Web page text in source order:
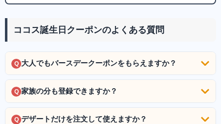
ココス誕生日クーポンのよくある質問
Q 大人でもバースデークーポンをもらえますか？
Q 家族の分も登録できますか？
Q デザートだけを注文して使えますか？